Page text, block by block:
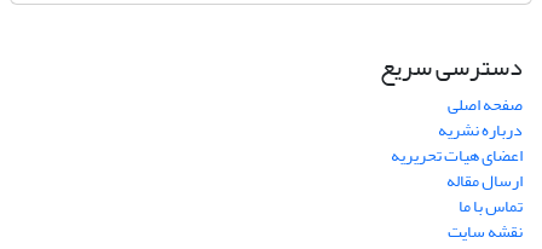
دسترسی سریع
صفحه اصلی
درباره نشریه
اعضای هیات تحریریه
ارسال مقاله
تماس با ما
نقشه سایت